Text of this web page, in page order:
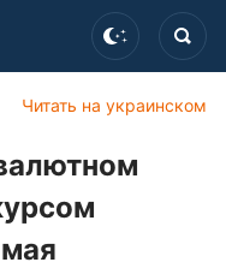
Читать на украинском